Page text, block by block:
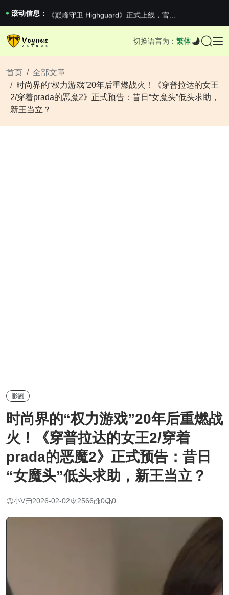
滚动信息：
《巅峰守卫 Highguard》正式上线，官...
iPhone 16e 发布，苹果你不要太离谱
2026澳网男单收官：全满贯对上全满亚，德约...
切换语言为： 繁体
首页
全部文章
时尚界的“权力游戏”20年后重燃战火！《穿普拉达的女王
2/穿着prada的恶魔2》正式预告：昔日“女魔头”低头求助，
新王当立？
影剧
时尚界的“权力游戏”20年后重燃战
火！《穿普拉达的女王2/穿着
prada的恶魔2》正式预告：昔日
“女魔头”低头求助，新王当立？
小V 2026-02-02 2566 0 0